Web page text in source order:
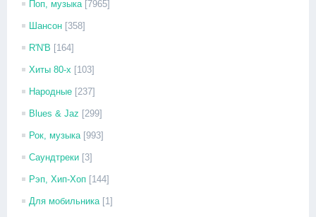
Поп, музыка [7965]
Шансон [358]
R'N'B [164]
Хиты 80-х [103]
Народные [237]
Blues & Jaz [299]
Рок, музыка [993]
Саундтреки [3]
Рэп, Хип-Хоп [144]
Для мобильника [1]